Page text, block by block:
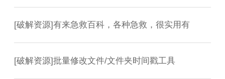
[破解资源]有来急救百科，各种急救，很实用有
[破解资源]批量修改文件/文件夹时间戳工具